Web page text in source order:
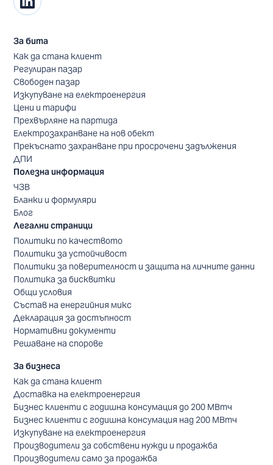
За бита
Как да стана клиент
Регулиран пазар
Свободен пазар
Изкупуване на електроенергия
Цени и тарифи
Прехвърляне на партида
Електрозахранване на нов обект
Прекъснато захранване при просрочени задължения
ДПИ
Полезна информация
ЧЗВ
Бланки и формуляри
Блог
Легални страници
Политики по качеството
Политики за устойчивост
Политики за поверителност и защита на личните данни
Политика за бисквитки
Общи условия
Състав на енергийния микс
Декларация за достъпност
Нормативни документи
Решаване на спорове
За бизнеса
Как да стана клиент
Доставка на електроенергия
Бизнес клиенти с годишна консумация до 200 МВтч
Бизнес клиенти с годишна консумация над 200 МВтч
Изкупуване на електроенергия
Производители за собствени нужди и продажба
Производители само за продажба